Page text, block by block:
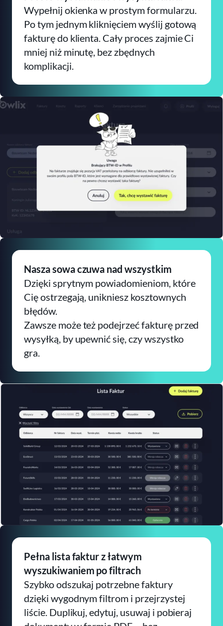
Wypełnij okienka w prostym formularzu.
Po tym jednym kliknięciem wyślij gotową
fakturę do klienta. Cały proces zajmie Ci
mniej niż minutę, bez zbędnych
komplikacji.
Nasza sowa czuwa nad wszystkim
Dzięki sprytnym powiadomieniom, które
Cię ostrzegają, unikniesz kosztownych
błędów.​
Zawsze może też podejrzeć fakturę przed
wysyłką, by upewnić się, czy wszystko
gra.
Pełna lista faktur z łatwym
wyszukiwaniem po filtrach​
Szybko odszukaj potrzebne faktury
dzięki wygodnym filtrom i przejrzystej
liście. Duplikuj, edytuj, usuwaj i pobieraj